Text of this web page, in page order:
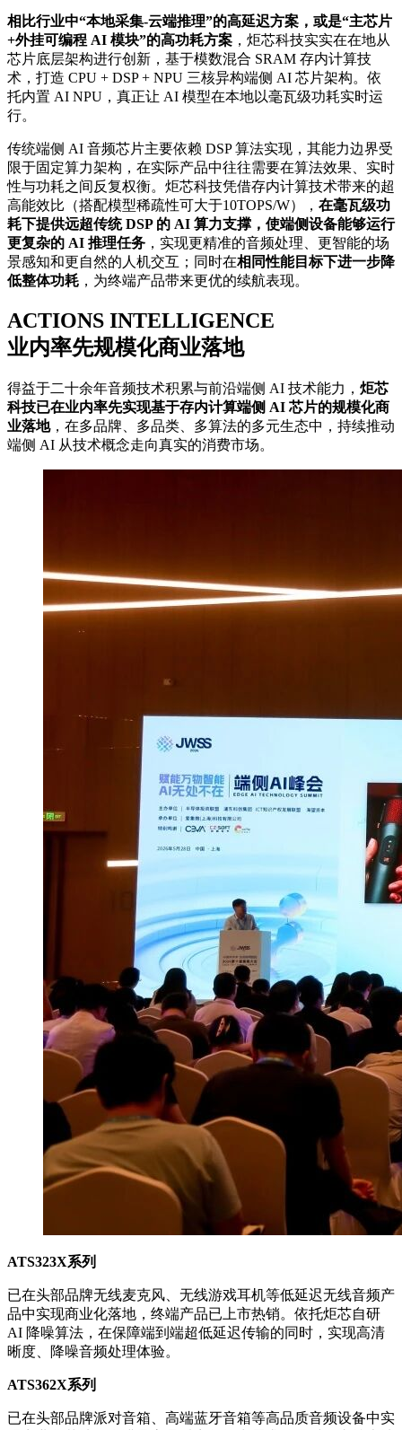
相比行业中“本地采集-云端推理”的高延迟方案，或是“主芯片
+外挂可编程 AI 模块”的高功耗方案 ，炬芯科技实实在在地从
芯片底层架构进行创新，基于模数混合 SRAM 存内计算技
术，打造 CPU + DSP + NPU 三核异构端侧 AI 芯片架构。依
托内置 AI NPU，真正让 AI 模型在本地以毫瓦级功耗实时运
行。
传统端侧 AI 音频芯片主要依赖 DSP 算法实现，其能力边界受
限于固定算力架构，在实际产品中往往需要在算法效果、实时
性与功耗之间反复权衡。炬芯科技凭借存内计算技术带来的超
高能效比（搭配模型稀疏性可大于10TOPS/W）， 在毫瓦级功
耗下提供远超传统 DSP 的 AI 算力支撑，使端侧设备能够运行
更复杂的 AI 推理任务 ，实现更精准的音频处理、更智能的场
景感知和更自然的人机交互；同时在相同性能目标下进一步降
低整体功耗 ，为终端产品带来更优的续航表现。
ACTIONS INTELLIGENCE
业内率先规模化商业落地
得益于二十余年音频技术积累与前沿端侧 AI 技术能力， 炬芯
科技已在业内率先实现基于存内计算端侧 AI 芯片的规模化商
业落地，在多品牌、多品类、多算法的多元生态中，持续推动
端侧 AI 从技术概念走向真实的消费市场。
ATS323X系列
已在头部品牌无线麦克风、无线游戏耳机等低延迟无线音频产
品中实现商业化落地，终端产品已上市热销。依托炬芯自研
AI 降噪算法，在保障端到端超低延迟传输的同时，实现高清
晰度、降噪音频处理体验。
ATS362X系列
已在头部品牌派对音箱、高端蓝牙音箱等高品质音频设备中实